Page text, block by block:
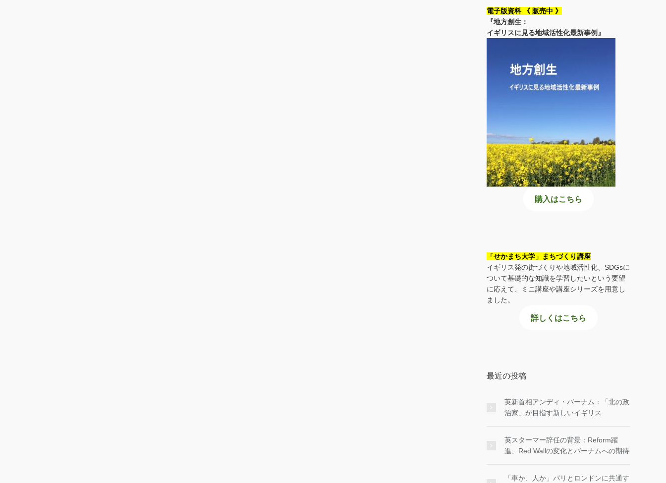
電子版資料 《 販売中 》
『地方創生：
イギリスに見る地域活性化最新事例』
購入はこちら
「せかまち大学」まちづくり講座
イギリス発の街づくりや地域活性化、SDGsに
ついて基礎的な知識を学習したいという要望
に応えて、ミニ講座や講座シリーズを用意し
ました。
詳しくはこちら
最近の投稿
英新首相アンディ・バーナム：「北の政
治家」が目指す新しいイギリス
英スターマー辞任の背景：Reform躍
進、Red Wallの変化とバーナムへの期待
「車か、人か」パリとロンドンに共通す